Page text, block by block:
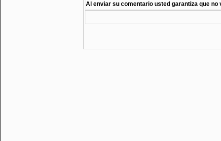
Al enviar su comentario usted garantiza que no